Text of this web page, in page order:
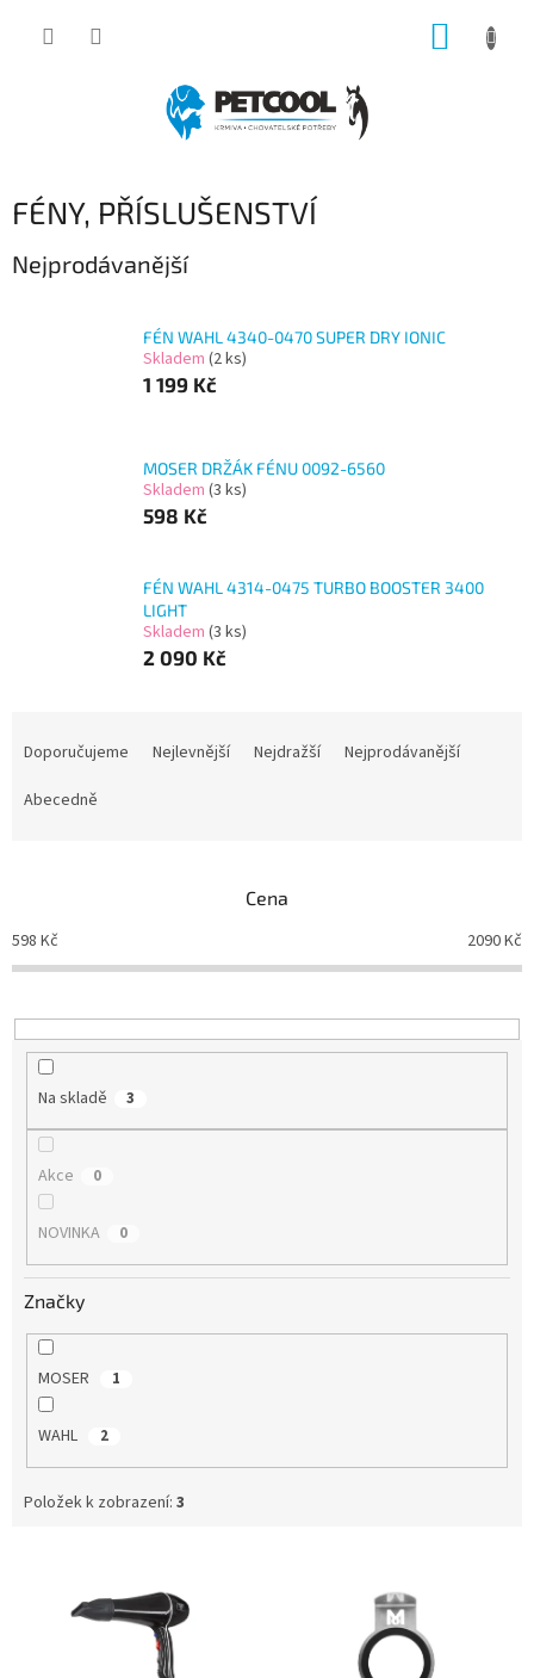
FÉNY, PŘÍSLUŠENSTVÍ
Nejprodávanější
FÉN WAHL 4340-0470 SUPER DRY IONIC
Skladem (2 ks)
1 199 Kč
MOSER DRŽÁK FÉNU 0092-6560
Skladem (3 ks)
598 Kč
FÉN WAHL 4314-0475 TURBO BOOSTER 3400
LIGHT
Skladem (3 ks)
2 090 Kč
o
d
k
t
Doporučujeme Nejlevnější Nejdražší
Nejprodávanější
Abecedně
Cena
598 Kč 2090Kč
Na skladě 3
Akce 0
NOVINKA 0
Značky
MOSER 1
WAHL 2
Položek k zobrazení: 3